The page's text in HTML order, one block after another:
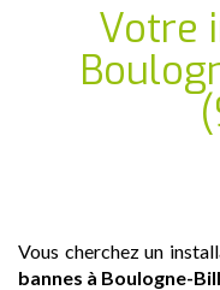
Votre
Vous cherchez un
bannes à Boulogne-